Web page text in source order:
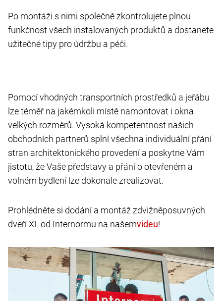
Po montáži s nimi společně zkontrolujete plnou
funkčnost všech instalovaných produktů a dostanete
užitečné tipy pro údržbu a péči.
Pomocí vhodných transportních prostředků a jeřábu
lze téměř na jakémkoli místě namontovat i okna
velkých rozměrů. Vysoká kompetentnost našich
obchodních partnerů splní všechna individuální přání
stran architektonického provedení a poskytne Vám
jistotu, že Vaše představy a přání o otevřeném a
volném bydlení lze dokonale zrealizovat.
Prohlédněte si dodání a montáž zdvižněposuvných
dveří XL od Internormu na našem
!